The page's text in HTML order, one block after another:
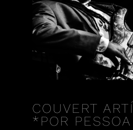
COUVERT
*POR